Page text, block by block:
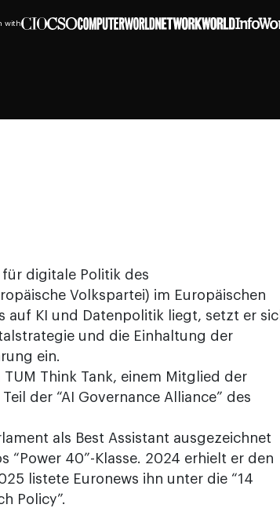
with
digitale Politik des
Volkspartei) im Europäischen
auf KI und Datenpolitik liegt, setzt er
und die Einhaltung der
ein.
Think Tank, einem Mitglied der
der “AI Governance Alliance” des
als Best Assistant ausgezeichnet
“Power 40”-Klasse. 2024 erhielt er den
listete Euronews ihn unter die “14
Policy”.